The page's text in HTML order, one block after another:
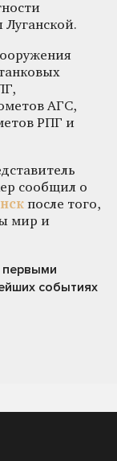
АГС,
РПГ и
сообщил о
после того,
мир и
первыми
событиях